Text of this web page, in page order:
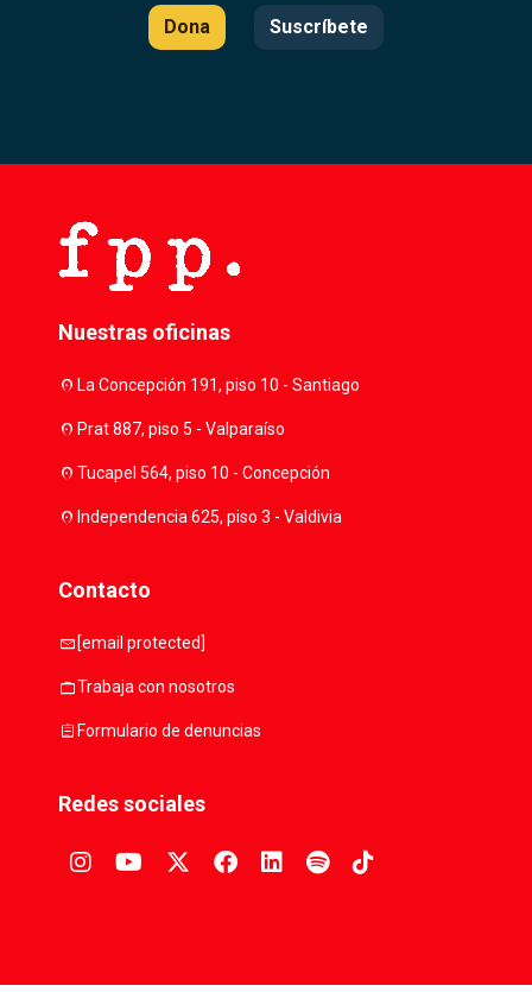
Dona Suscríbete
Nuestras oficinas
location_onLa Concepción 191, piso 10 - Santiago
location_onPrat 887, piso 5 - Valparaíso
location_onTucapel 564, piso 10 - Concepción
location_onIndependencia 625, piso 3 - Valdivia
Contacto
mail [email protected]
workTrabaja con nosotros
assignmentFormulario de denuncias
Redes sociales